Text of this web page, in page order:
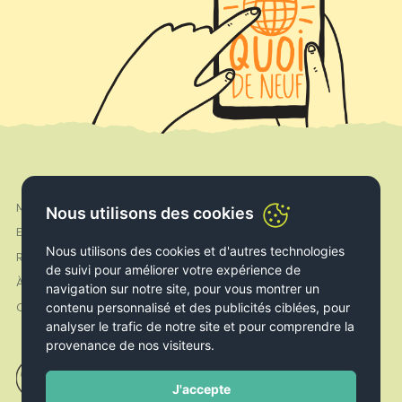
Nous utilisons des cookies
Nous utilisons des cookies et d'autres technologies
de suivi pour améliorer votre expérience de
navigation sur notre site, pour vous montrer un
contenu personnalisé et des publicités ciblées, pour
analyser le trafic de notre site et pour comprendre la
provenance de nos visiteurs.
J'accepte
Mon compte
Expédition & Livraison
Retours & Echanges
À propos de nous
Contact
Facebook